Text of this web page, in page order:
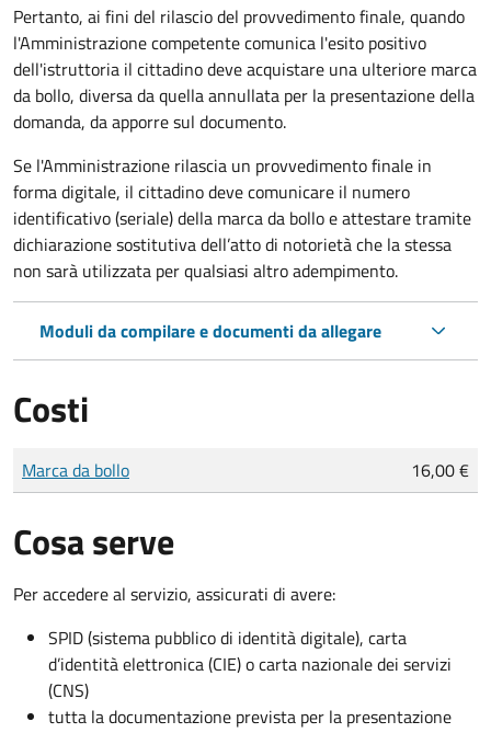
Pertanto, ai fini del rilascio del provvedimento finale, quando
l'Amministrazione competente comunica l'esito positivo
dell'istruttoria il cittadino deve acquistare una ulteriore marca
da bollo, diversa da quella annullata per la presentazione della
domanda, da apporre sul documento.
Se l'Amministrazione rilascia un provvedimento finale in
forma digitale, il cittadino devecomunicare il numero
identificativo (seriale) della marca da bollo e attestare tramite
dichiarazione sostitutiva dell’atto di notorietà che la stessa
non sarà utilizzata per qualsiasi altro adempimento.
Moduli da compilare e documenti da allegare
Costi
Tipo di pagamento
Importo
Marca da bollo 16,00 €
Cosa serve
Per accedere al servizio, assicurati di avere:
SPID (sistema pubblico di identità digitale), carta
d’identità elettronica (CIE) o carta nazionale dei servizi
(CNS)
tutta la documentazione prevista per la presentazione